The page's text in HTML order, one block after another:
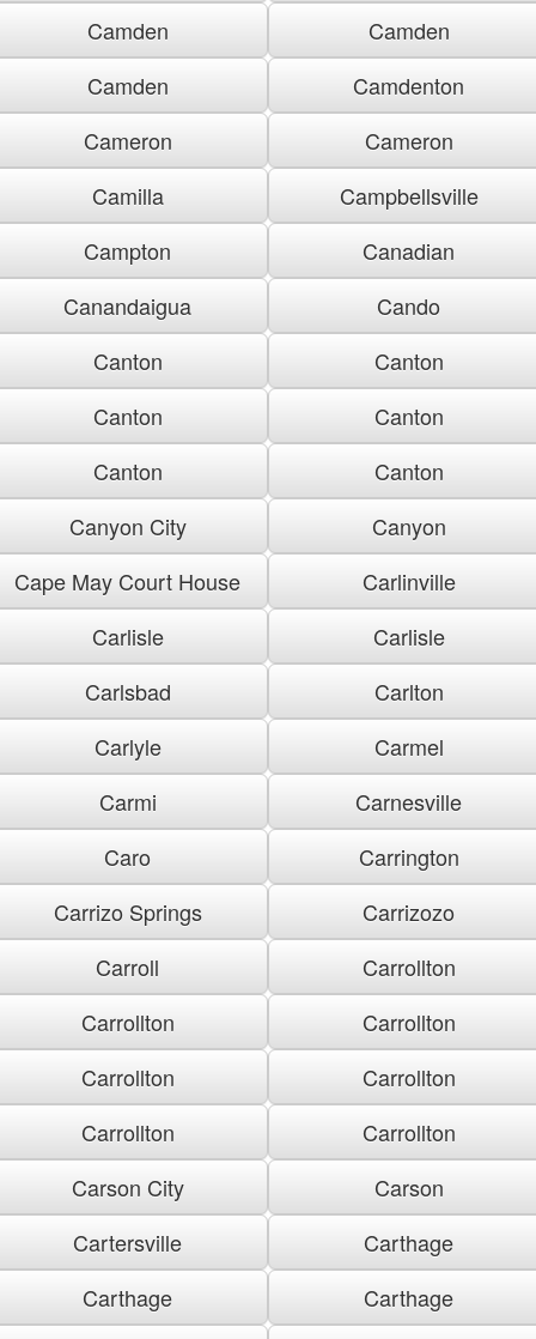
Camden
Camden
Camden
Camdenton
Cameron
Cameron
Camilla
Campbellsville
Campton
Canadian
Canandaigua
Cando
Canton
Canton
Canton
Canton
Canton
Canton
Canyon City
Canyon
Cape May Court House
Carlinville
Carlisle
Carlisle
Carlsbad
Carlton
Carlyle
Carmel
Carmi
Carnesville
Caro
Carrington
Carrizo Springs
Carrizozo
Carroll
Carrollton
Carrollton
Carrollton
Carrollton
Carrollton
Carrollton
Carrollton
Carson City
Carson
Cartersville
Carthage
Carthage
Carthage